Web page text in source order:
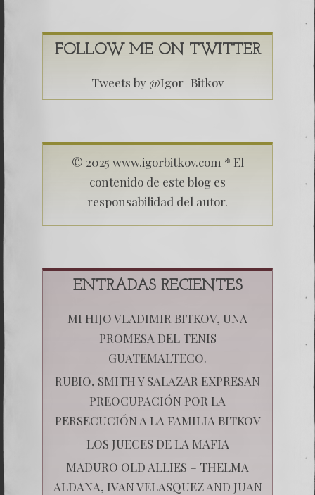
FOLLOW ME ON TWITTER
Tweets by @Igor_Bitkov
© 2025 www.igorbitkov.com * El
contenido de este blog es
responsabilidad del autor.
ENTRADAS RECIENTES
MI HIJO VLADIMIR BITKOV, UNA
PROMESA DEL TENIS
GUATEMALTECO.
RUBIO, SMITH Y SALAZAR EXPRESAN
PREOCUPACIÓN POR LA
PERSECUCIÓN A LA FAMILIA BITKOV
LOS JUECES DE LA MAFIA
MADURO OLD ALLIES – THELMA
ALDANA, IVAN VELASQUEZ AND JUAN